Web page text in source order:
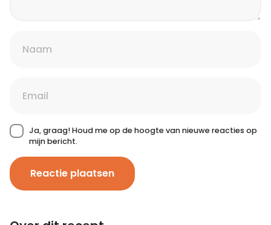
Ja, graag! Houd me op de hoogte van nieuwe reacties op
mijn bericht.
Reactie plaatsen